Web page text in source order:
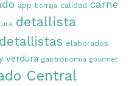
app borraja calidad carne
detallista
detallistas elaborados
verdura gastronomía gourmet
Central